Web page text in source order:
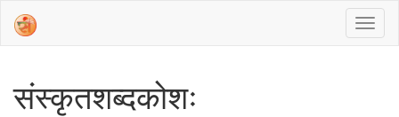
संस्‍कृतशब्‍दकोशः